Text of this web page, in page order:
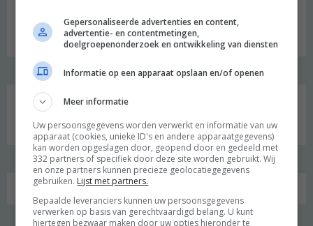
Zoeken
naar:
Gepersonaliseerde advertenties en content,
advertentie- en contentmetingen,
doelgroepenonderzoek en ontwikkeling van diensten
Informatie op een apparaat opslaan en/of openen
Meer informatie
Uw persoonsgegevens worden verwerkt en informatie van uw
apparaat (cookies, unieke ID's en andere apparaatgegevens)
kan worden opgeslagen door, geopend door en gedeeld met
332 partners of specifiek door deze site worden gebruikt. Wij
en onze partners kunnen precieze geolocatiegegevens
gebruiken. Lijst met partners.
Bepaalde leveranciers kunnen uw persoonsgegevens
verwerken op basis van gerechtvaardigd belang. U kunt
hiertegen bezwaar maken door uw opties hieronder te